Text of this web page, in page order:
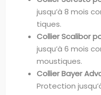
jusqu’à 8 mois
tiques.
Collier Scalibor
jusqu’à 6 mois
moustiques.
Collier Bayer
Protection